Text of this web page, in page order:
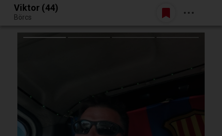
Egy jó randiból bármi lehet.
Belépés
Viktor (44)
Börcs